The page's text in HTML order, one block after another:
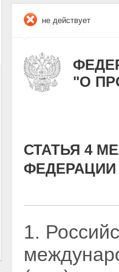
не действует
"О
СТАТЬЯ 4
1.